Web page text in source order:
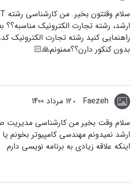
ارشد، رشته تجارت الکترونیک مناسبه؟؟
راهنمایی کنید رشته تجارت الکترونیک
بدون کنکور دارن؟؟ممنونم🙏🏻
Faezeh
12 مرداد 1400
سلام وقت بخیر من کارشناسی مدیریت
ارشد نمیدونم مهندسی کامپیوتر بخونم
اینکه علاقه زیادی به برنامه نویسی دارم